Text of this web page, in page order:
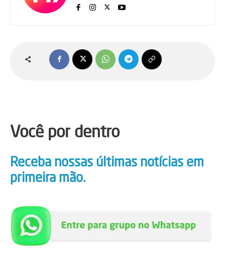
Você por dentro
Receba nossas últimas notícias em
primeira mão.